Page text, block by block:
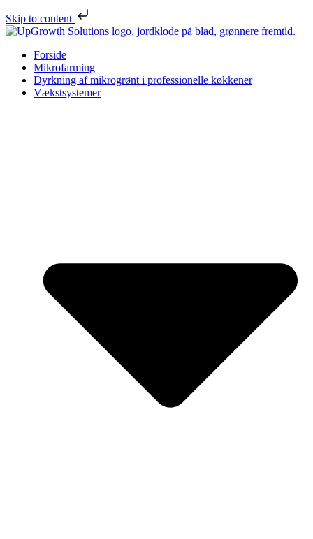
Skip to content
Forside
Mikrofarming
Dyrkning af mikrogrønt i professionelle køkkener
Vækstsystemer